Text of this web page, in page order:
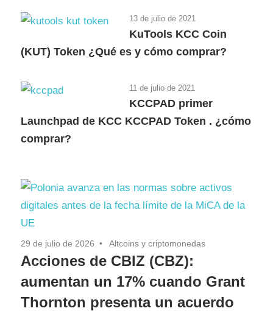
13 de julio de 2021
KuTools KCC Coin
(KUT) Token ¿Qué es y cómo comprar?
11 de julio de 2021
KCCPAD primer
Launchpad de KCC KCCPAD Token . ¿cómo
comprar?
29 de julio de 2026 Altcoins y criptomonedas
Acciones de CBIZ (CBZ):
aumentan un 17% cuando Grant
Thornton presenta un acuerdo